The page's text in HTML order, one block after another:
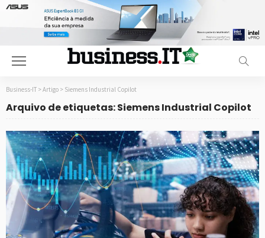
Business-IT > Artigo > Siemens Industrial Copilot
Arquivo de etiquetas: Siemens Industrial Copilot